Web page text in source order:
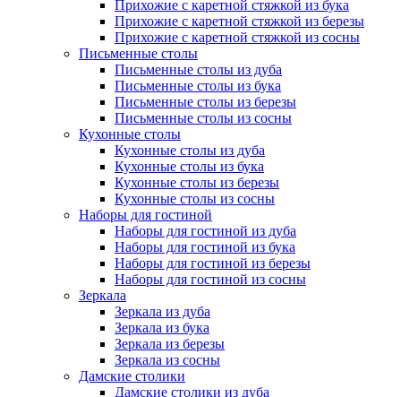
Прихожие с каретной стяжкой из бука
Прихожие с каретной стяжкой из березы
Прихожие с каретной стяжкой из сосны
Письменные столы
Письменные столы из дуба
Письменные столы из бука
Письменные столы из березы
Письменные столы из сосны
Кухонные столы
Кухонные столы из дуба
Кухонные столы из бука
Кухонные столы из березы
Кухонные столы из сосны
Наборы для гостиной
Наборы для гостиной из дуба
Наборы для гостиной из бука
Наборы для гостиной из березы
Наборы для гостиной из сосны
Зеркала
Зеркала из дуба
Зеркала из бука
Зеркала из березы
Зеркала из сосны
Дамские столики
Дамские столики из дуба